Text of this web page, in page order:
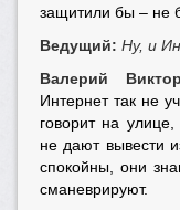
защитили бы – не
Ведущий: Ну, и
Валерий
Интернет так не
говорит на
не дают вывести
спокойны, они
сманеврируют.